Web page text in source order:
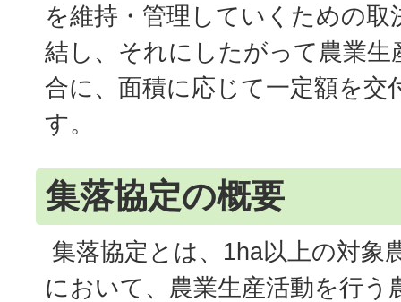
を維持・管理していくための取
結し、それにしたがって農業生
合に、面積に応じて一定額を交
す。
集落協定の概要
集落協定とは、1ha以上の対象
において、農業生産活動を行う